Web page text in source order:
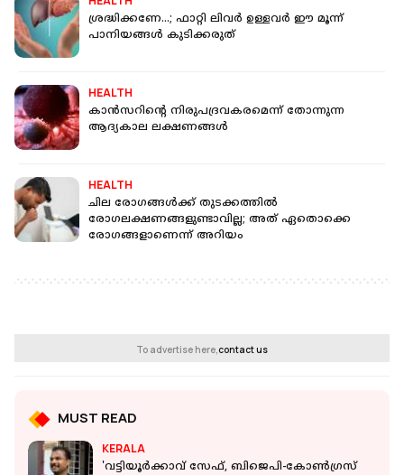
ശ്രദ്ധിക്കണേ...; ഫാറ്റി ലിവര്‍ ഉള്ളവര്‍ ഈ മൂന്ന്
പാനിയങ്ങള്‍ കുടിക്കരുത്
HEALTH
കാന്‍സറിന്റെ നിരുപദ്രവകരമെന്ന് തോന്നുന്ന
ആദ്യകാല ലക്ഷണങ്ങള്‍
HEALTH
ചില രോഗങ്ങള്‍ക്ക് തുടക്കത്തില്‍
രോഗലക്ഷണങ്ങളുണ്ടാവില്ല; അത് ഏതൊക്കെ
രോഗങ്ങളാണെന്ന് അറിയം
To advertise here,contact us
MUST READ
KERALA
'വട്ടിയൂർക്കാവ് സേഫ്, ബിജെപി-കോൺഗ്രസ്